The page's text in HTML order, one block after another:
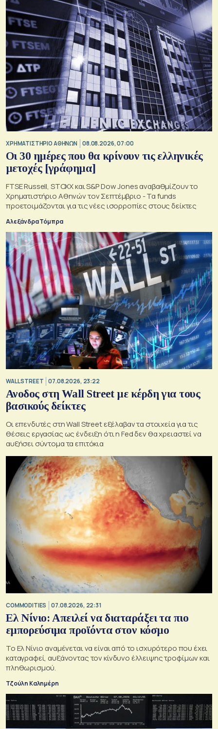
XΡΗΜΑΤΙΣΤΗΡΙΟ ΑΘΗΝΩΝ 08.08.2026, 07:00
Οι 30 ημέρες που θα κρίνουν τις ελληνικές
μετοχές [γράφημα]
FTSE Russell, STOXX και S&P Dow Jones αναβαθμίζουν το
Χρηματιστήριο Αθηνών τον Σεπτέμβριο - Τα funds
προετοιμάζονται για τις νέες ισορροπίες στους δείκτες
Αλεξάνδρα Τόμπρα
WALL STREET 07.08.2026, 23:22
Ανοδος στη Wall Street με κέρδη για τους
βασικούς δείκτες
Οι επενδυτές στη Wall Street εξέλαβαν τα στοιχεία για τις
θέσεις εργασίας ως ένδειξη ότι η Fed δεν θα χρειαστεί να
αυξήσει σύντομα τα επιτόκια
COMMODITIES 07.08.2026, 22:31
Ελ Νίνιο: Απειλεί να διαταράξει τα πιο
εμπορεύσιμα προϊόντα στον κόσμο
Το Ελ Νίνιο αναμένεται να είναι από το ισχυρότερο που έχει
καταγραφεί, αυξάνοντας τον κίνδυνο έλλειψης τροφίμων και
πληθωρισμού.
Τζούλη Καλημέρη